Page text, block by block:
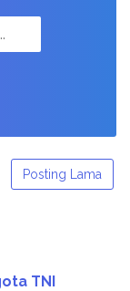
Posting Lama
TNI